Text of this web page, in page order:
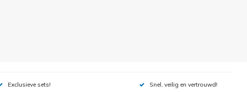
Exclusieve sets! Snel, veilig en vertrouwd!